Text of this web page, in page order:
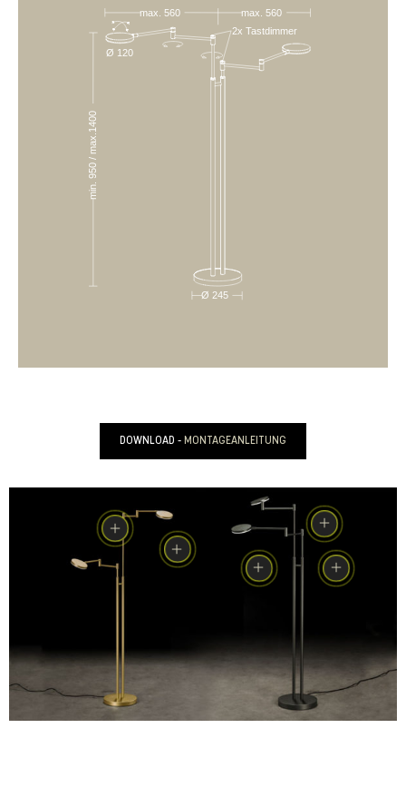
DOWNLOAD - MONTAGEANLEITUNG